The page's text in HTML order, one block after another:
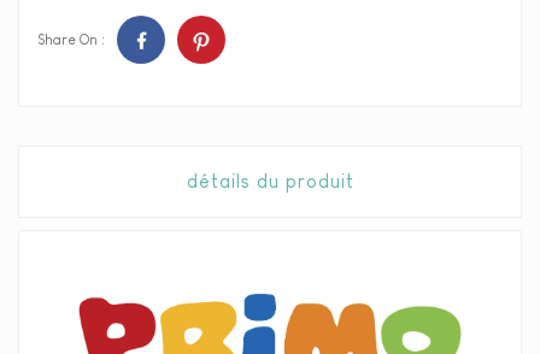
Share On :
détails du produit